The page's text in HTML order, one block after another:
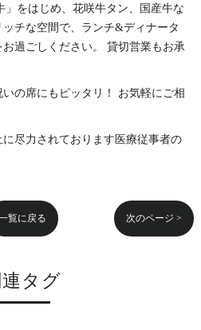
をはじめ、花咲牛タン、国産牛な
チな空間で、ランチ&ディナータ
過ごしください。 貸切営業もお承
の席にもピッタリ！ お気軽にご相
尽力されております医療従事者の
覧に戻る 次のページ >
連タグ